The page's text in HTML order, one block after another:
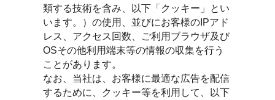
類する技術を含み、以下「クッキー」とい
います。）の使用、並びにお客様のIPアド
レス、アクセス回数、ご利用ブラウザ及び
OSその他利用端末等の情報の収集を行う
ことがあります。
なお、当社は、お客様に最適な広告を配信
するために、クッキー等を利用して、以下